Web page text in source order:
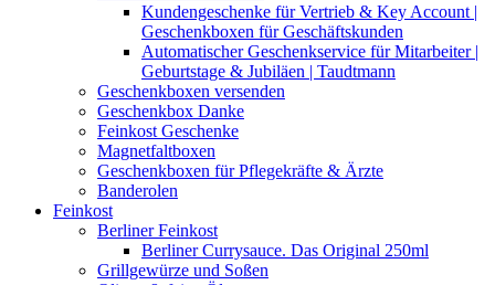
Kundengeschenke für Vertrieb & Key Account |
Geschenkboxen für Geschäftskunden
Automatischer Geschenkservice für Mitarbeiter |
Geburtstage & Jubiläen | Taudtmann
Geschenkboxen versenden
Geschenkbox Danke
Feinkost Geschenke
Magnetfaltboxen
Geschenkboxen für Pflegekräfte & Ärzte
Banderolen
Feinkost
Berliner Feinkost
Berliner Currysauce. Das Original 250ml
Grillgewürze und Soßen